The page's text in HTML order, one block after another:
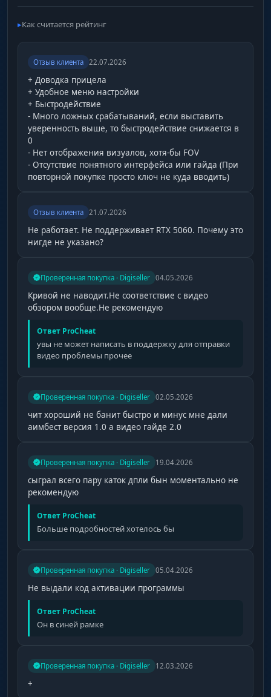
Как считается рейтинг
Отзыв клиента 22.07.2026
+ Доводка прицела
+ Удобное меню настройки
+ Быстродействие
- Много ложных срабатываний, если выставить
уверенность выше, то быстродействие снижается в
0
- Нет отображения визуалов, хотя-бы FOV
- Отсутствие понятного интерфейса или гайда (При
повторной покупке просто ключ не куда вводить)
Отзыв клиента 21.07.2026
Не работает. Не поддерживает RTX 5060. Почему это
нигде не указано?
Проверенная покупка · Digiseller 04.05.2026
Кривой не наводит.Не соответствие с видео
обзором вообще.Не рекомендую
Ответ ProCheat
увы не может написать в поддержку для отправки
видео проблемы прочее
Проверенная покупка · Digiseller 02.05.2026
чит хороший не банит быстро и минус мне дали
аимбест версия 1.0 а видео гайде 2.0
Проверенная покупка · Digiseller 19.04.2026
сыграл всего пару каток дпли бын моментально не
рекомендую
Ответ ProCheat
Больше подробностей хотелось бы
Проверенная покупка · Digiseller 05.04.2026
Не выдали код активации программы
Ответ ProCheat
Он в синей рамке
Проверенная покупка · Digiseller 12.03.2026
+